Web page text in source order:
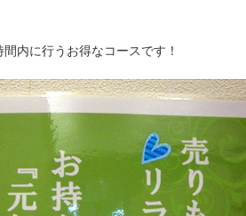
内に行うお得なコースです！